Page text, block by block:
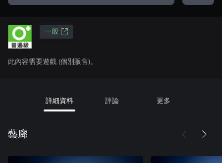
一般
此內容需要遊戲 (個別販售)。
詳細資料 評論 更多
藝廊